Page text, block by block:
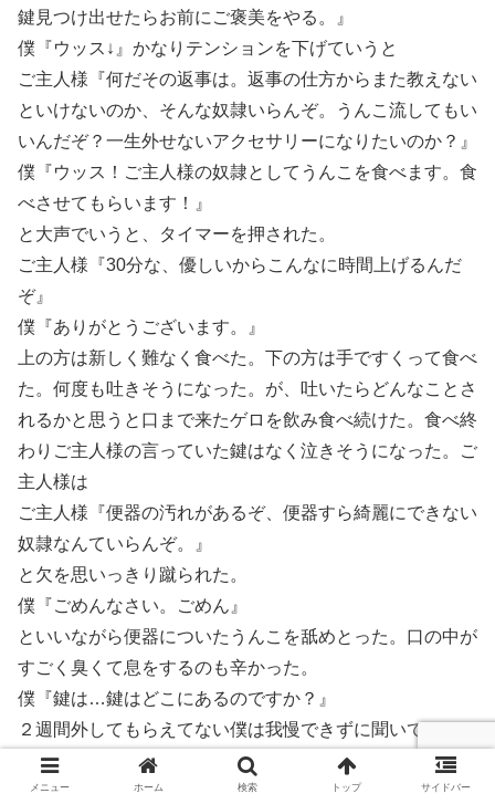
鍵見つけ出せたらお前にご褒美をやる。』
僕『ウッス↓』かなりテンションを下げていうと
ご主人様『何だその返事は。返事の仕方からまた教えない
といけないのか、そんな奴隷いらんぞ。うんこ流してもい
いんだぞ？一生外せないアクセサリーになりたいのか？』
僕『ウッス！ご主人様の奴隷としてうんこを食べます。食
べさせてもらいます！』
と大声でいうと、タイマーを押された。
ご主人様『30分な、優しいからこんなに時間上げるんだ
ぞ』
僕『ありがとうございます。』
上の方は新しく難なく食べた。下の方は手ですくって食べ
た。何度も吐きそうになった。が、吐いたらどんなことさ
れるかと思うと口まで来たゲロを飲み食べ続けた。食べ終
わりご主人様の言っていた鍵はなく泣きそうになった。ご
主人様は
ご主人様『便器の汚れがあるぞ、便器すら綺麗にできない
奴隷なんていらんぞ。』
と欠を思いっきり蹴られた。
僕『ごめんなさい。ごめん』
といいながら便器についたうんこを舐めとった。口の中が
すごく臭くて息をするのも辛かった。
僕『鍵は…鍵はどこにあるのですか？』
２週間外してもらえてない僕は我慢できずに聞いてしまっ
た。
ご主人様『奴隷が外してもらえると思ったのか？まーいい
メニュー ホーム 検索 トップ サイドバー